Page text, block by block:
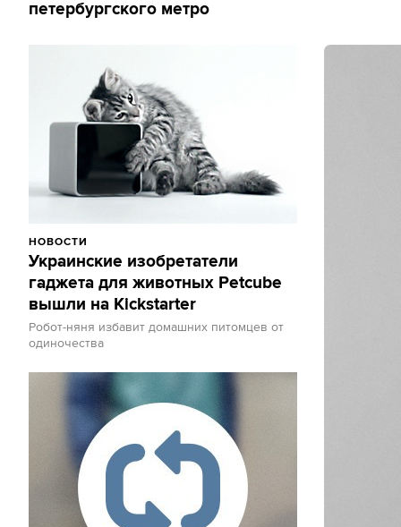
петербургского метро
НОВОСТИ
Украинские изобретатели
гаджета для животных Petcube
вышли на Kickstarter
Робот-няня избавит домашних питомцев от
одиночества